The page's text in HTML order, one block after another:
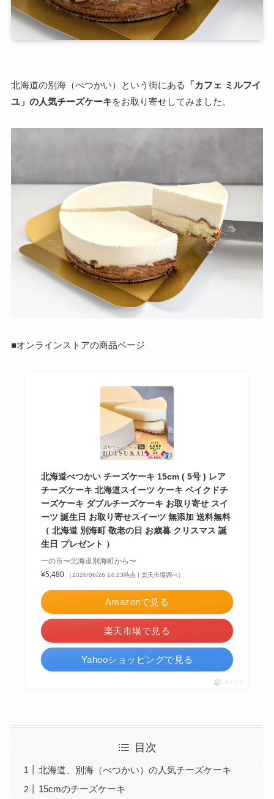
北海道の別海（べつかい）という街にある
「カフェ ミルフイ
ユ」の人気チーズケーキをお取り寄せしてみました。
■オンラインストアの商品ページ
北海道べつかい チーズケーキ 15cm ( 5号 ) レア
チーズケーキ 北海道スイーツ ケーキ ベイクドチ
ーズケーキ ダブルチーズケーキ お取り寄せ スイ
ーツ 誕生日 お取り寄せスイーツ 無添加 送料無料
（ 北海道 別海町 敬老の日 お歳暮 クリスマス 誕
生日 プレゼント ）
一の市〜北海道別海町から〜
¥5,480
（2026/06/26 14:23時点 | 楽天市場調べ）
Amazonで見る
楽天市場で見る
Yahooショッピングで見る
ポチップ
目次
北海道、別海（べつかい）の人気チーズケーキ
15cmのチーズケーキ